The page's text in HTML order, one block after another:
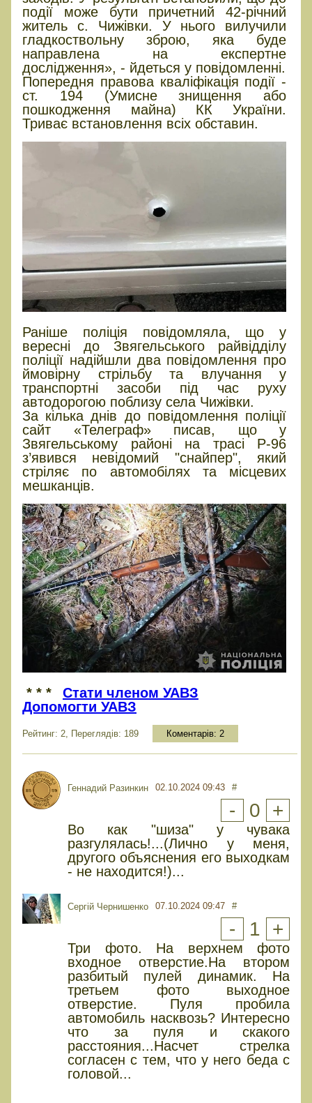
події може бути причетний 42-річний
житель с. Чижівки. У нього вилучили
гладкоствольну зброю, яка буде
направлена на експертне
дослідження», - йдеться у повідомленні.
Попередня правова кваліфікація події -
ст. 194 (Умисне знищення або
пошкодження майна) КК України.
Триває встановлення всіх обставин.
Раніше поліція повідомляла, що у
вересні до Звягельського райвідділу
поліції надійшли два повідомлення про
ймовірну стрільбу та влучання у
транспортні засоби під час руху
автодорогою поблизу села Чижівки.
За кілька днів до повідомлення поліції
сайт «Телеграф» писав, що у
Звягельському районі на трасі Р-96
з’явився невідомий "снайпер", який
стріляє по автомобілях та місцевих
мешканців.
* * *
Стати членом УАВЗ
Допомогти УАВЗ
Рейтинг: 2, Переглядів: 189 Коментарів: 2
Геннадий Разинкин 02.10.2024 09:43 #
- 0 +
Во как "шиза" у чувака
разгулялась!...(Лично у меня,
другого объяснения его выходкам
- не находится!)...
Сергій Чернишенко 07.10.2024 09:47 #
- 1 +
Три фото. На верхнем фото
входное отверстие.На втором
разбитый пулей динамик. На
третьем фото выходное
отверстие. Пуля пробила
автомобиль насквозь? Интересно
что за пуля и скакого
расстояния...Насчет стрелка
согласен с тем, что у него беда с
головой...